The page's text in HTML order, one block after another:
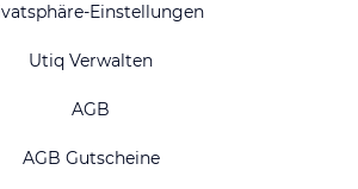
Einstellungen
Utiq Verwalten
AGB
AGB Gutscheine